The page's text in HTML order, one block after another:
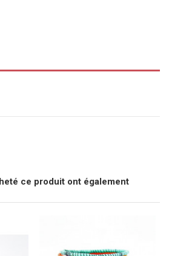
question sur ce produit !
ce produit ont également